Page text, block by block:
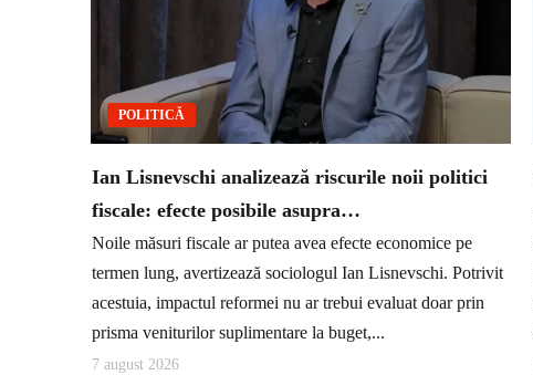
POLITICĂ
Ian Lisnevschi analizează riscurile noii politici
fiscale: efecte posibile asupra…
Noile măsuri fiscale ar putea avea efecte economice pe
termen lung, avertizează sociologul Ian Lisnevschi. Potrivit
acestuia, impactul reformei nu ar trebui evaluat doar prin
prisma veniturilor suplimentare la buget,...
7 august 2026